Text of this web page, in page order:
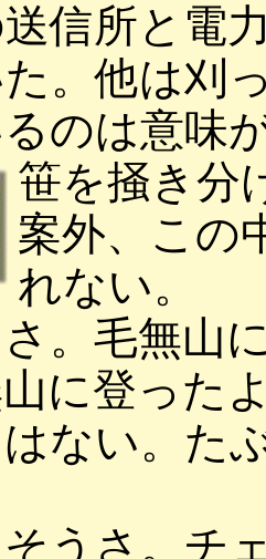
信所と電
。他は刈
のは意味
笹を掻き分
案外、この
れない。
。毛無山
に登った
ない。た
うさ。チ